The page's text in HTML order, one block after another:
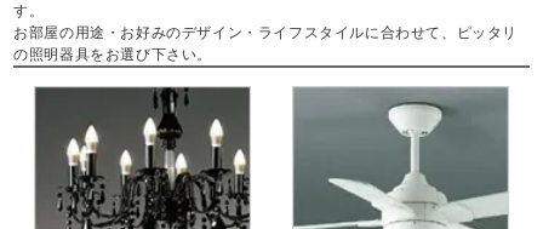
す。
お部屋の用途・お好みのデザイン・ライフスタイルに合わせて、ピッタリ
の照明器具をお選び下さい。